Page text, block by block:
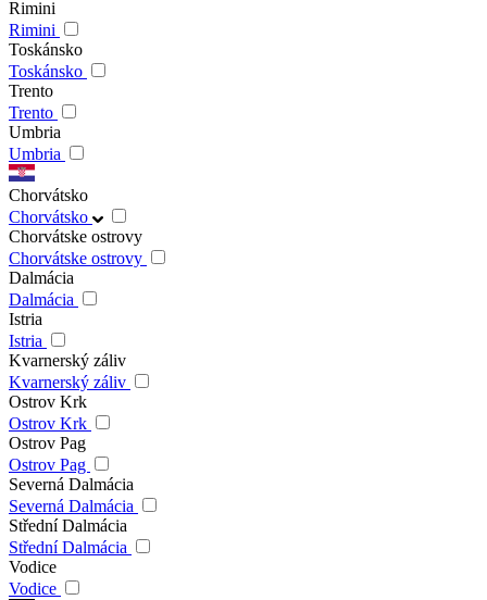
Rimini
Rimini
Toskánsko
Toskánsko
Trento
Trento
Umbria
Umbria
Chorvátsko
Chorvátsko
Chorvátske ostrovy
Chorvátske ostrovy
Dalmácia
Dalmácia
Istria
Istria
Kvarnerský záliv
Kvarnerský záliv
Ostrov Krk
Ostrov Krk
Ostrov Pag
Ostrov Pag
Severná Dalmácia
Severná Dalmácia
Střední Dalmácia
Střední Dalmácia
Vodice
Vodice